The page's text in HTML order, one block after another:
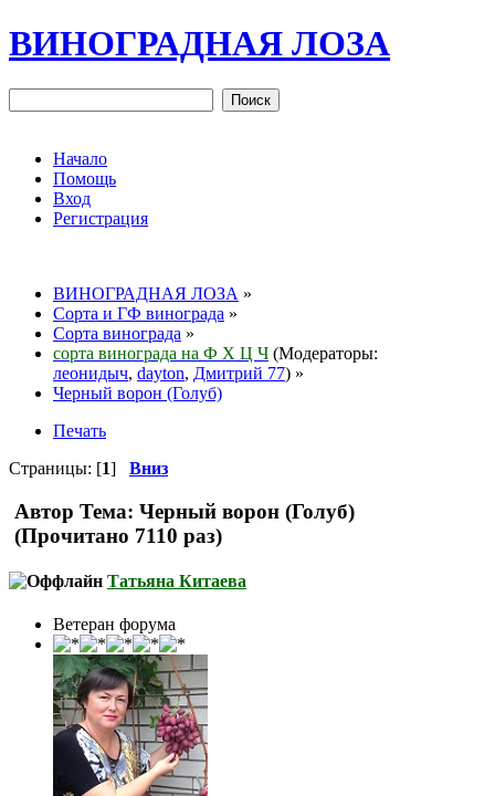
ВИНОГРАДНАЯ ЛОЗА
Начало
Помощь
Вход
Регистрация
ВИНОГРАДНАЯ ЛОЗА »
Сорта и ГФ винограда »
Сорта винограда »
сорта винограда на Ф Х Ц Ч (Модераторы:
леонидыч, dayton, Дмитрий 77) »
Черный ворон (Голуб)
Печать
Страницы: [1] Вниз
Автор Тема: Черный ворон (Голуб)
(Прочитано 7110 раз)
Татьяна Китаева
Ветеран форума